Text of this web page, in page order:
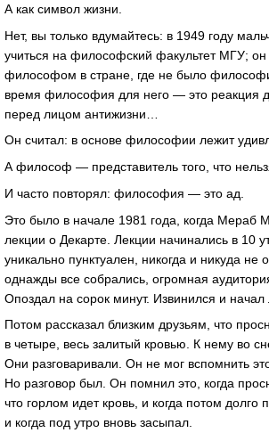
А как символ жизни.
Нет, вы только вдумайтесь: в 1949 году
учиться на философский факультет МГУ; он
философом в стране, где не было
время философия для него — это реакция
перед лицом антижизни…
Он считал: в основе философии лежит
А философ — представитель того, что
И часто повторял: философия — это ад.
Это было в начале 1981 года, когда Мераб
лекции о Декарте. Лекции начинались в 10
уникально пунктуален, никогда и никуда не
однажды все собрались, огромная
Опоздал на сорок минут. Извинился и начал
Потом рассказал близким друзьям, что
в четыре, весь залитый кровью. К нему во
Они разговаривали. Он не мог вспомнить
Но разговор был. Он помнил это, когда
что горлом идет кровь, и когда потом долго
и когда под утро вновь засыпал.